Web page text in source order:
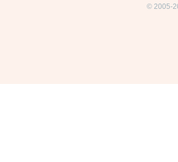
© 2005-